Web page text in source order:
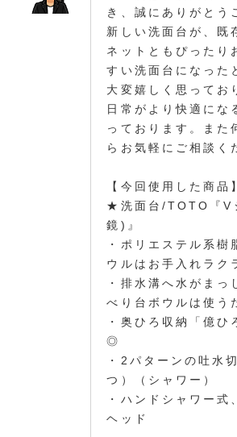
き、誠にありがとう
新しい洗面台が、既
ネットともぴったり
すい洗面台になった
大変嬉しく思ってお
日常がより快適にな
っております。また
らお気軽にご相談く
【今回使用した商品
★洗面台/TOTO『V
鏡)』
・ポリエステル系樹
ウルはお手入れラク
・排水溝へ水がまっ
べり台ボウルは使う
・奥ひろ収納「億ひ
◎
・2パターンの吐水
つ）（シャワー）
・ハンドシャワー式
ヘッド